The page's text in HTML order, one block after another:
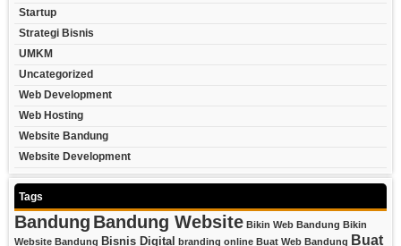
Startup
Strategi Bisnis
UMKM
Uncategorized
Web Development
Web Hosting
Website Bandung
Website Development
Tags
Bandung Bandung Website Bikin Web Bandung Bikin
Website Bandung Bisnis Digital branding online Buat Web Bandung Buat